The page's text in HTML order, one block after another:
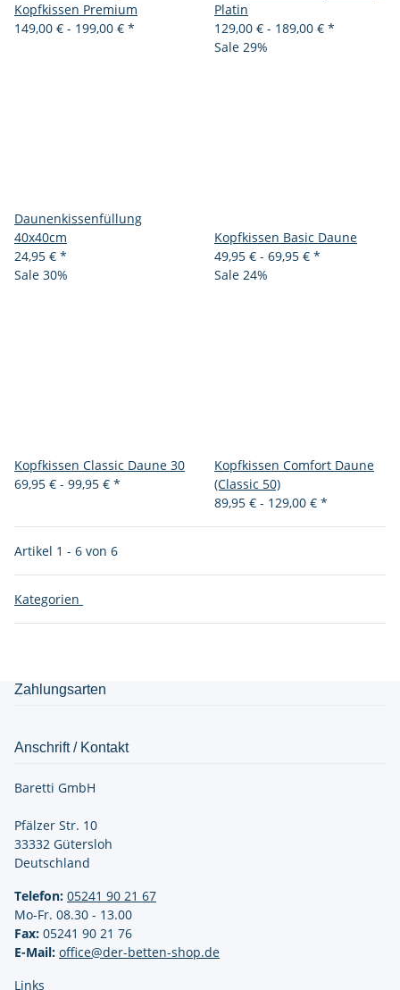
Kopfkissen Premium
149,00 € - 199,00 € *
Platin
129,00 € - 189,00 € *
Daunenkissenfüllung
40x40cm
24,95 € *
Sale 29%
Kopfkissen Basic Daune
49,95 € - 69,95 € *
Sale 30%
Kopfkissen Classic Daune 30
69,95 € - 99,95 € *
Sale 24%
Kopfkissen Comfort Daune
(Classic 50)
89,95 € - 129,00 € *
Artikel 1 - 6 von 6
Kategorien
Zahlungsarten
Anschrift / Kontakt
Baretti GmbH
Pfälzer Str. 10
33332 Gütersloh
Deutschland
Telefon: 05241 90 21 67
Mo-Fr. 08.30 - 13.00
Fax: 05241 90 21 76
E-Mail: office@der-betten-shop.de
Links